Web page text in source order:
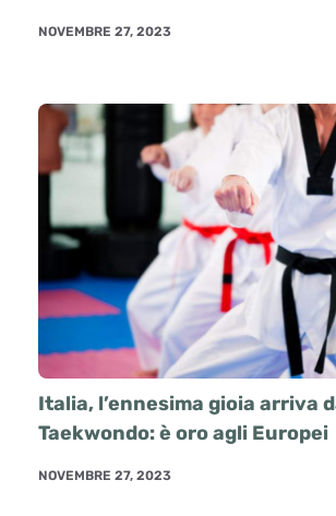
NOVEMBRE 27, 2023
Italia, l’ennesima gioia arriva
Taekwondo: è oro agli Europei
NOVEMBRE 27, 2023